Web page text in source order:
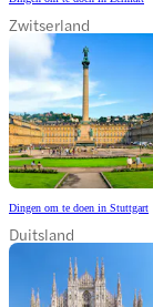
Zwitserland
Dingen om te doen in Stuttgart
Duitsland